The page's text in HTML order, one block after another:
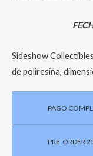
Sideshow
de poliresina,
PAGO
PRE-ORDER